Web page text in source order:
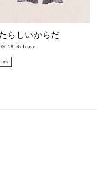
らしいからだ
Release